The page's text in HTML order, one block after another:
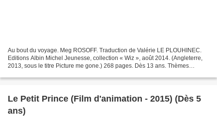
Au bout du voyage. Meg ROSOFF. Traduction de Valérie LE PLOUHINEC.
Editions Albin Michel Jeunesse, collection « Wiz », août 2014. (Angleterre,
2013, sous le titre Picture me gone.) 268 pages. Dès 13 ans. Thèmes
Le Petit Prince (Film d'animation - 2015) (Dès 5
ans)